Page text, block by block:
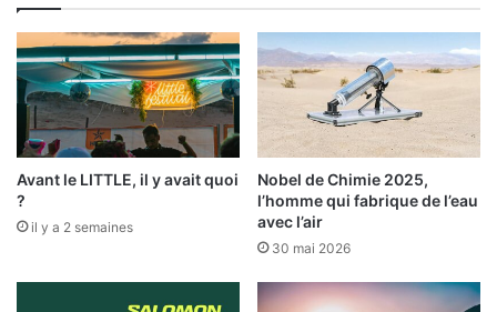
Avant le LITTLE, il y avait quoi
?
il y a 2 semaines
Nobel de Chimie 2025,
l’homme qui fabrique de l’eau
avec l’air
30 mai 2026